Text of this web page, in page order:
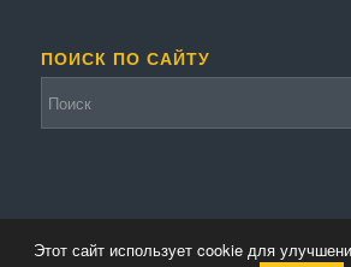
ПОИСК ПО САЙТУ
© Копирайт - Металлолом.Персональные данные
Этот сайт использует cookie для